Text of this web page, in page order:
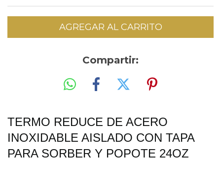
Compartir:
TERMO REDUCE DE ACERO
INOXIDABLE AISLADO CON TAPA
PARA SORBER Y POPOTE 24OZ